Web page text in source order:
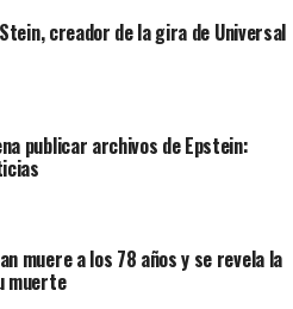
creador de la gira de Universal
publicar archivos de Epstein:
muere a los 78 años y se revela la
muerte